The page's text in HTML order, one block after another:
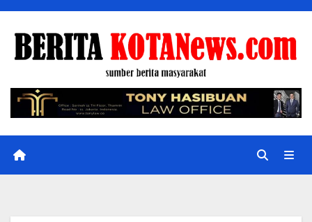
Skip
content